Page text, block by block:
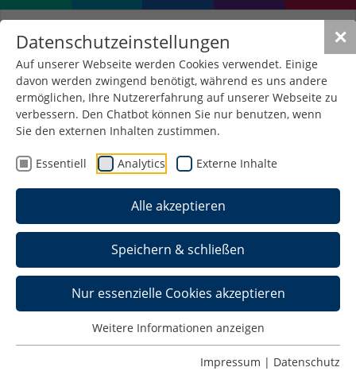
✕
Datenschutzeinstellungen
Auf unserer Webseite werden Cookies verwendet. Einige
davon werden zwingend benötigt, während es uns andere
ermöglichen, Ihre Nutzererfahrung auf unserer Webseite zu
verbessern. Den Chatbot können Sie nur benutzen, wenn
Sie den externen Inhalten zustimmen.
Essentiell Analytics Externe Inhalte
Alle akzeptieren
Speichern & schließen
Nur essenzielle Cookies akzeptieren
Weitere Informationen anzeigen
Impressum | Datenschutz
Einen Überblick über die Beratungsangebote auf
unserem Campus finden Sie hier:
Broschüre Beratungsangebote
Hochschule Schmalkalden
Blechhammer 9
D-98574 Schmalkalden
Postanschrift